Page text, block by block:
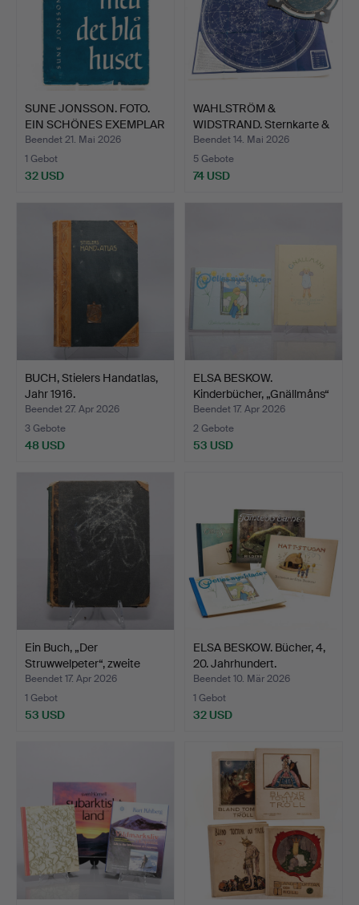
SUNE JONSSON. FOTO.
EIN SCHÖNES EXEMPLAR
D…
Beendet 21. Mai 2026
1 Gebot
32 USD
WAHLSTRÖM &
WIDSTRAND. Sternkarte &
Planis…
Beendet 14. Mai 2026
5 Gebote
74 USD
BUCH, Stielers Handatlas,
Jahr 1916.
Beendet 27. Apr 2026
3 Gebote
48 USD
ELSA BESKOW.
Kinderbücher, „Gnällmåns“
& „…
Beendet 17. Apr 2026
2 Gebote
53 USD
Ein Buch, „Der
Struwwelpeter“, zweite
Hälf…
Beendet 17. Apr 2026
1 Gebot
53 USD
ELSA BESKOW. Bücher, 4,
20. Jahrhundert.
Beendet 10. Mär 2026
1 Gebot
32 USD